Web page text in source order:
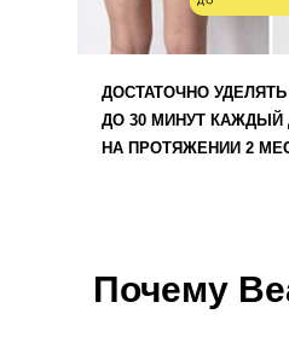
ДОСТАТОЧНО
ДО 30 МИНУТ КАЖДЫЙ
НА ПРОТЯЖЕНИИ 2
Почему